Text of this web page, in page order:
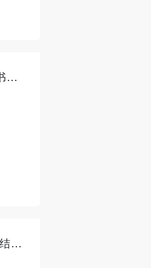
国魂铸梦 翰墨华章——2024年全国文史研究馆馆员书画新作展
中轴之像——北京中轴线文化主题摄影创作人才培训结课展